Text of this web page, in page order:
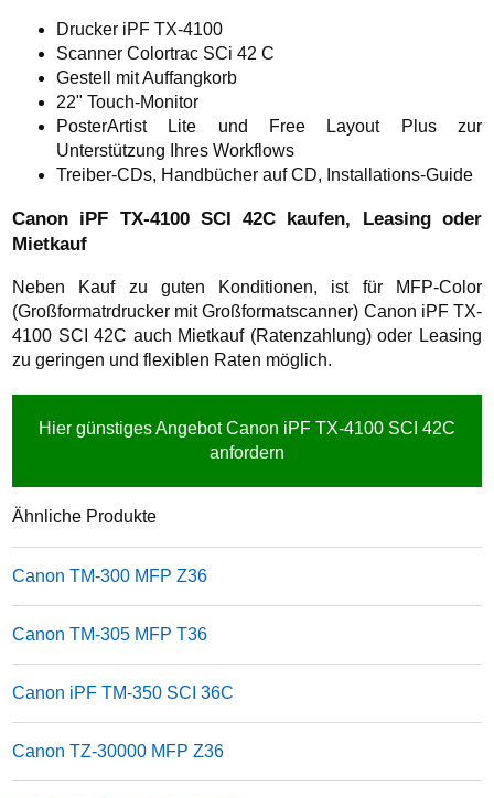
Drucker iPF TX-4100
Scanner Colortrac SCi 42 C
Gestell mit Auffangkorb
22" Touch-Monitor
PosterArtist Lite und Free Layout Plus zur
Unterstützung Ihres Workflows
Treiber-CDs, Handbücher auf CD, Installations-Guide
Canon iPF TX-4100 SCI 42C kaufen, Leasing oder
Mietkauf
Neben Kauf zu guten Konditionen, ist für MFP-Color
(Großformatrdrucker mit Großformatscanner) Canon iPF TX-
4100 SCI 42C auch Mietkauf (Ratenzahlung) oder Leasing
zu geringen und flexiblen Raten möglich.
Hier günstiges Angebot Canon iPF TX-4100 SCI 42C
anfordern
Ähnliche Produkte
Canon TM-300 MFP Z36
Canon TM-305 MFP T36
Canon iPF TM-350 SCI 36C
Canon TZ-30000 MFP Z36